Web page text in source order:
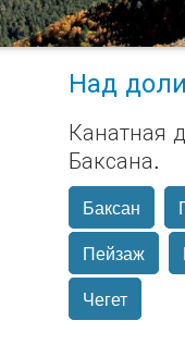
Над
Канатная
Баксана.
Баксан
Пейзаж
Чегет